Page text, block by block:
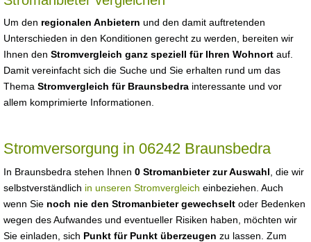
Um den regionalen Anbietern und den damit auftretenden
Unterschieden in den Konditionen gerecht zu werden, bereiten wir
Ihnen den Stromvergleich ganz speziell für Ihren Wohnort auf.
Damit vereinfacht sich die Suche und Sie erhalten rund um das
Thema Stromvergleich für Braunsbedra interessante und vor
allem komprimierte Informationen.
Stromversorgung in 06242 Braunsbedra
In Braunsbedra stehen Ihnen 0 Stromanbieter zur Auswahl , die wir
selbstverständlich in unseren Stromvergleich einbeziehen. Auch
wenn Sie noch nie den Stromanbieter gewechselt oder Bedenken
wegen des Aufwandes und eventueller Risiken haben, möchten wir
Sie einladen, sich Punkt für Punkt überzeugen zu lassen. Zum